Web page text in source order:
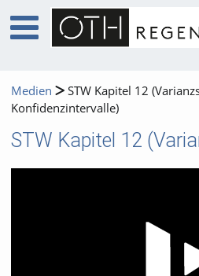
Medien
STW Kapitel 12
Konfidenzintervalle)